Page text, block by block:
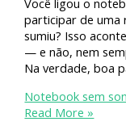
Você ligou o
participar de uma
sumiu? Isso
— e não, nem
Na verdade, boa
Notebook sem
Read More »